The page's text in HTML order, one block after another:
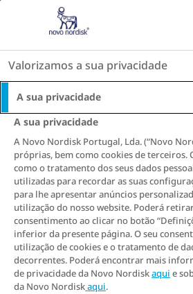
Go to the page content
Valorizamos a sua privacidade
A sua privacidade
A sua privacidade
A Novo Nordisk Portugal, Lda. (“Novo
próprias, bem como cookies de terceiros.
como o tratamento dos seus dados
utilizadas para recordar as suas
para lhe apresentar anúncios
utilização do nosso website. Poderá
consentimento ao clicar no botão
inferior da presente página. O seu
utilização de cookies e o tratamento de
decorrentes. Poderá encontrar mais
de privacidade da Novo Nordiskaqui e
da Novo Nordiskaqui.